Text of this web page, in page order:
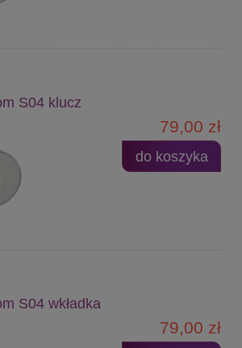
S04 klucz
79,00 zł
do koszyka
S04 wkładka
79,00 zł